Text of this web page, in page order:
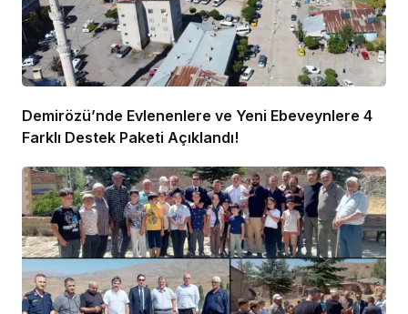
Demirözü’nde Evlenenlere ve Yeni Ebeveynlere 4
Farklı Destek Paketi Açıklandı!